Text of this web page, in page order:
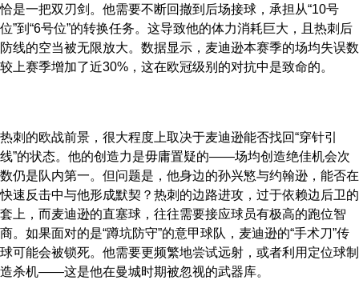
恰是一把双刃剑。他需要不断回撤到后场接球，承担从“10号
位”到“6号位”的转换任务。这导致他的体力消耗巨大，且热刺后
防线的空当被无限放大。数据显示，麦迪逊本赛季的场均失误数
较上赛季增加了近30%，这在欧冠级别的对抗中是致命的。
热刺的欧战前景，很大程度上取决于麦迪逊能否找回“穿针引
线”的状态。他的创造力是毋庸置疑的——场均创造绝佳机会次
数仍是队内第一。但问题是，他身边的孙兴慜与约翰逊，能否在
快速反击中与他形成默契？热刺的边路进攻，过于依赖边后卫的
套上，而麦迪逊的直塞球，往往需要接应球员有极高的跑位智
商。如果面对的是“蹲坑防守”的意甲球队，麦迪逊的“手术刀”传
球可能会被锁死。他需要更频繁地尝试远射，或者利用定位球制
造杀机——这是他在曼城时期被忽视的武器库。